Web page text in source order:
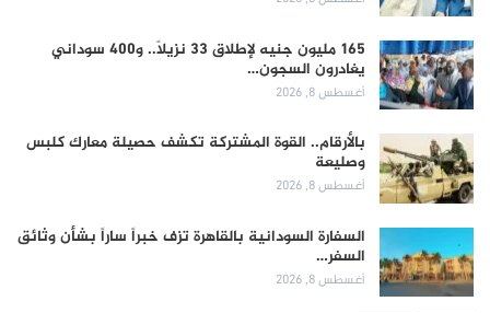
165 مليون جنيه لإطلاق 33 نزيلاً.. و400 سوداني
يغادرون السجون…
أغسطس 8, 2026
بالأرقام.. القوة المشتركة تكشف حصيلة معارك كلبس
وصليعة
أغسطس 8, 2026
السفارة السودانية بالقاهرة تزف خبراً ساراً بشأن وثائق
السفر…
أغسطس 8, 2026